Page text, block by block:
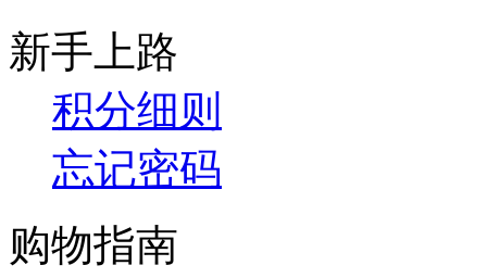
新手上路
积分细则
忘记密码
购物指南